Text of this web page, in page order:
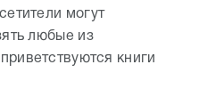
могут
любые из
книги